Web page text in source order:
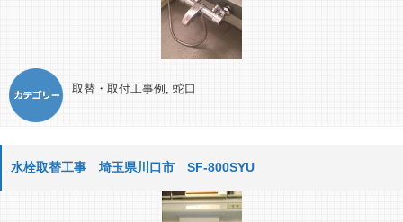
取替・取付工事例 , 蛇口
水栓取替工事 埼玉県川口市 SF-800SYU